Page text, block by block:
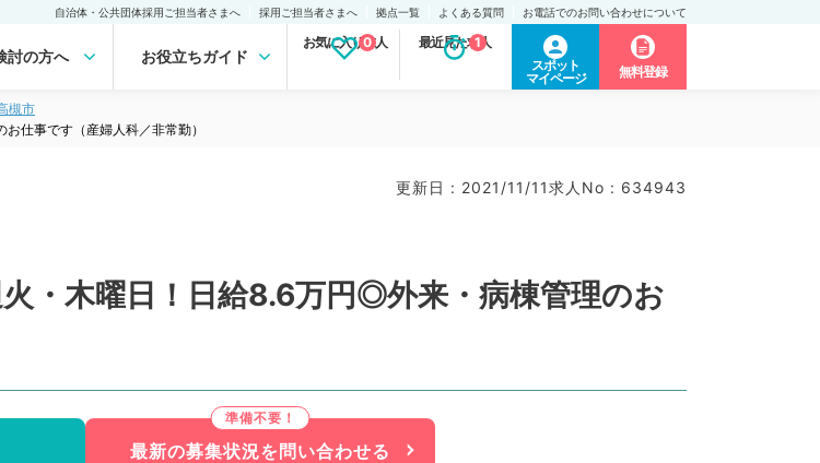
自治体・公共団体採用ご担当者さまへ 採用ご担当者さまへ 拠点一覧 よくある質問 お電話でのお問い合わせについて
討の方へ お役立ちガイド
お気に入り求人
0 最近見た求人
1
スポット
マイページ
無料登録
槻市
仕事です（産婦人科／非常勤）
更新日 : 2021/11/11求人No : 634943
・木曜日！日給8.6万円◎外来・病棟管理のお
最新の募集状況を問い合わせる